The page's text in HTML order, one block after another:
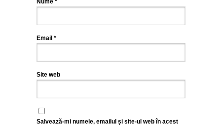
Email *
Site web
Salvează-mi numele, emailul și site-ul web în acest